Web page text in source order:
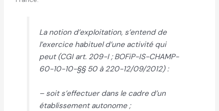
La notion d’exploitation, s’entend de
l’exercice habituel d’une activité qui
peut (CGI art. 209-I ; BOFiP-IS-CHAMP-
60-10-10-§§ 50 à 220-12/09/2012) :
– soit s’effectuer dans le cadre d’un
établissement autonome ;